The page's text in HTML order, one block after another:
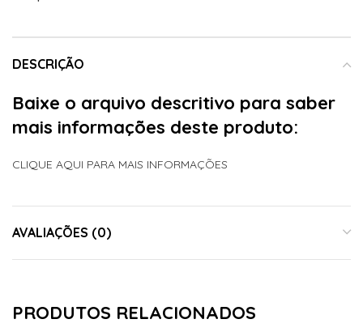
DESCRIÇÃO
Baixe o arquivo descritivo para saber
mais informações deste produto:
CLIQUE AQUI PARA MAIS INFORMAÇÕES
AVALIAÇÕES (0)
PRODUTOS RELACIONADOS